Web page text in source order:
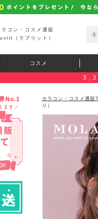
ラコン・コスメ通販
（ラブリット）
コスメ
No.1
ます／
カラコン・コスメ通販
り）